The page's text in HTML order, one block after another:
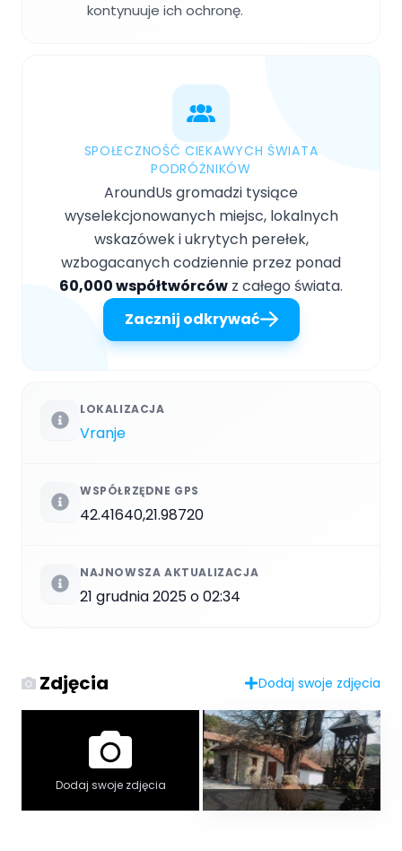
kontynuuje ich ochronę.
SPOŁECZNOŚĆ CIEKAWYCH ŚWIATA
PODRÓŻNIKÓW
AroundUs gromadzi tysiące
wyselekcjonowanych miejsc, lokalnych
wskazówek i ukrytych perełek,
wzbogacanych codziennie przez ponad
60,000 współtwórców z całego świata.
Zacznij odkrywać
LOKALIZACJA
Vranje
WSPÓŁRZĘDNE GPS
42.41640,21.98720
NAJNOWSZA AKTUALIZACJA
21 grudnia 2025 o 02:34
Zdjęcia Dodaj swoje zdjęcia
Dodaj swoje zdjęcia